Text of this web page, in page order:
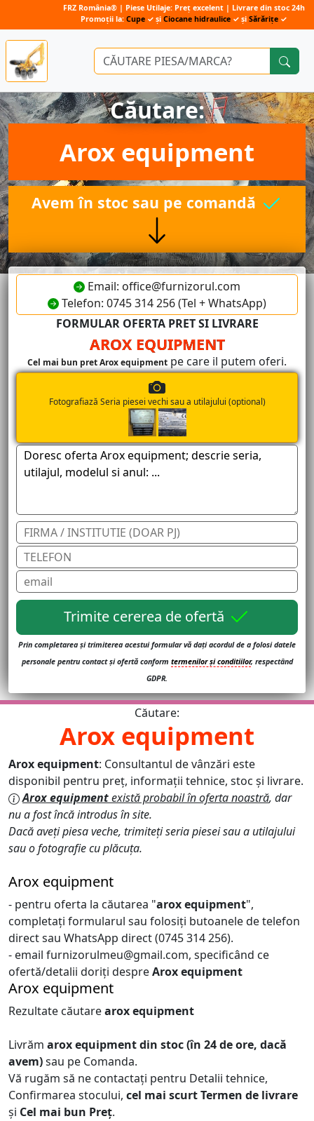
Căutare:
Arox equipment
Avem în stoc sau pe comandă
Email: office@furnizorul.com
Telefon: 0745 314 256 (Tel + WhatsApp)
FORMULAR OFERTA PRET SI LIVRARE
AROX EQUIPMENT
Cel mai bun pret Arox equipment pe care il putem oferi.
Fotografiază Seria piesei vechi sau a utilajului (optional)
Trimite cererea de ofertă
Prin completarea și trimiterea acestui formular vă dați acordul de a folosi datele
personale pentru contact și ofertă conform termenilor și conditiilor, respectând
GDPR.
Căutare:
Arox equipment
Arox equipment: Consultantul de vânzări este
disponibil pentru preț, informații tehnice, stoc și livrare.
Arox equipmentexistă probabil în oferta noastră, dar
nu a fost încă introdus în site.
Dacă aveți piesa veche, trimiteți seria piesei sau a utilajului
sau o fotografie cu plăcuța.
Arox equipment
- pentru oferta la căutarea "arox equipment",
completați formularul sau folosiți butoanele de telefon
direct sau WhatsApp direct (0745 314 256).
- email furnizorulmeu@gmail.com, specificând ce
ofertă/detalii doriți despreArox equipment
Arox equipment
Rezultate căutarearox equipment
Livrăm arox equipmentdin stoc (în 24 de ore, dacă
avem)sau pe Comanda.
Vă rugăm să ne contactați pentru Detalii tehnice,
Confirmarea stocului, cel mai scurt Termen de livrare
și Cel mai bun Preț.
FRZ România® | Piese Utilaje: Preț excelent | Livrare din stoc 24h
Promoții la: Cupe ✓ și Ciocane hidraulice ✓ și Sărărițe ✓